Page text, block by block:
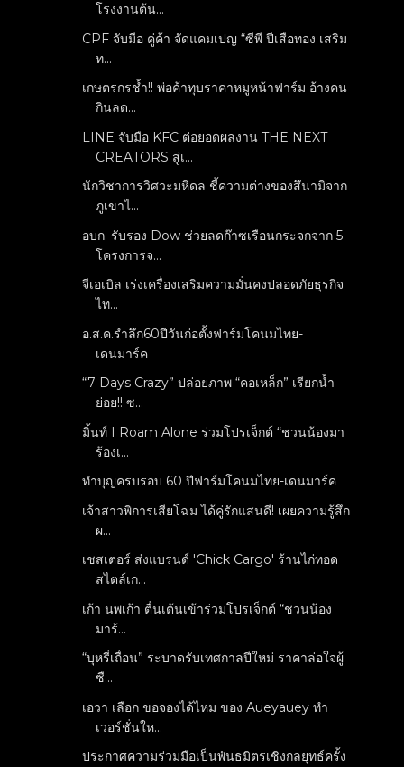
โรงงานต้น...
CPF จับมือ คู่ค้า จัดแคมเปญ “ซีพี ปีเสือทอง เสริม
ท...
เกษตรกรช้ำ!! พ่อค้าทุบราคาหมูหน้าฟาร์ม อ้างคน
กินลด...
LINE จับมือ KFC ต่อยอดผลงาน THE NEXT
CREATORS สู่เ...
นักวิชาการวิศวะมหิดล ชี้ความต่างของสึนามิจาก
ภูเขาไ...
อบก. รับรอง Dow ช่วยลดก๊าซเรือนกระจกจาก 5
โครงการจ...
จีเอเบิล เร่งเครื่องเสริมความมั่นคงปลอดภัยธุรกิจ
ไท...
อ.ส.ค.รำลึก60ปีวันก่อตั้งฟาร์มโคนมไทย-
เดนมาร์ค
“7 Days Crazy” ปล่อยภาพ “คอเหล็ก” เรียกน้ำ
ย่อย!! ซ...
มิ้นท์ I Roam Alone ร่วมโปรเจ็กต์ “ชวนน้องมา
ร้องเ...
ทำบุญครบรอบ 60 ปีฟาร์มโคนมไทย-เดนมาร์ค
เจ้าสาวพิการเสียโฉม ได้คู่รักแสนดี! เผยความรู้สึก
ผ...
เชสเตอร์ ส่งแบรนด์ 'Chick Cargo' ร้านไก่ทอด
สไตล์เก...
เก้า นพเก้า ตื่นเต้นเข้าร่วมโปรเจ็กต์ “ชวนน้อง
มาร้...
“บุหรี่เถื่อน” ระบาดรับเทศกาลปีใหม่ ราคาล่อใจผู้
ซื...
เอวา เลือก ขอจองได้ไหม ของ Aueyauey ทำ
เวอร์ชั่นให...
ประกาศความร่วมมือเป็นพันธมิตรเชิงกลยุทธ์ครั้ง